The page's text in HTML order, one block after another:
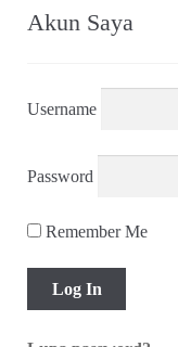
Akun Saya
Username
Password
Remember Me